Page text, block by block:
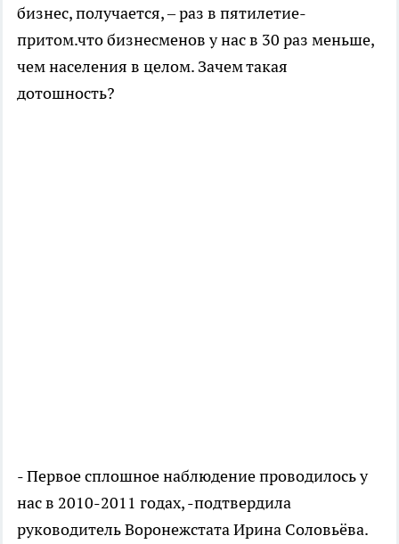
бизнес, получается, – раз в пятилетие-
притом.что бизнесменов у нас в 30 раз меньше,
чем населения в целом. Зачем такая
дотошность?
- Первое сплошное наблюдение проводилось у
нас в 2010-2011 годах, -подтвердила
руководитель Воронежстата Ирина Соловьёва.